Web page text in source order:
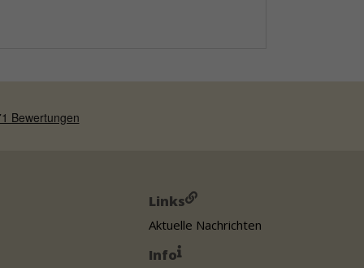
Links
Aktuelle Nachrichten
Info